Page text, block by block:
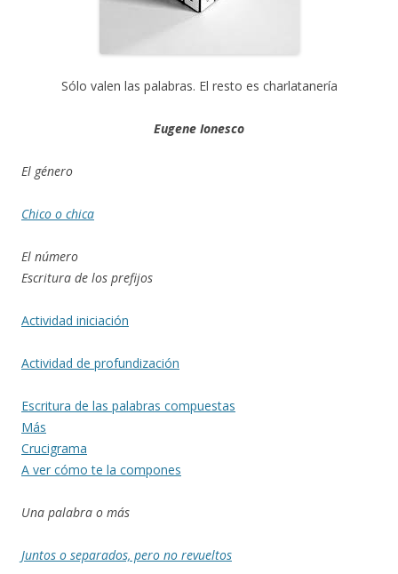
Sólo valen las palabras. El resto es charlatanería
Eugene Ionesco
El género
Chico o chica
El número
Escritura de los prefijos
Actividad iniciación
Actividad de profundización
Escritura de las palabras compuestas
Más
Crucigrama
A ver cómo te la compones
Una palabra o más
Juntos o separados, pero no revueltos